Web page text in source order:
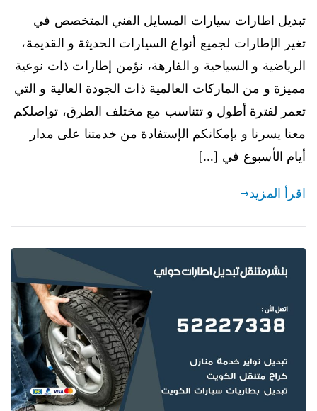
تبديل اطارات سيارات المسايل الفني المتخصص في
تغير الإطارات لجميع أنواع السيارات الحديثة و القديمة،
الرياضية و السياحية و الفارهة، نؤمن إطارات ذات نوعية
مميزة و من الماركات العالمية ذات الجودة العالية و التي
تعمر لفترة أطول و تتناسب مع مختلف الطرق، تواصلكم
معنا يسرنا و بإمكانكم الإستفادة من خدمتنا على مدار
أيام الأسبوع في […]
اقرأ المزيد